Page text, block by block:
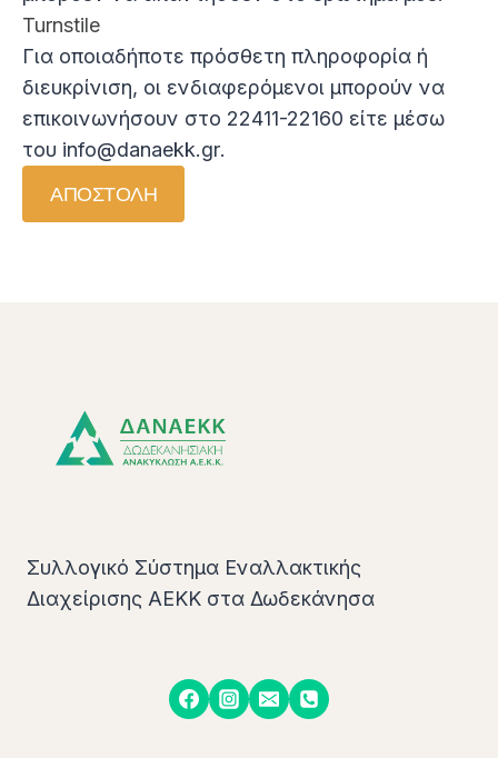
Turnstile
Για οποιαδήποτε πρόσθετη πληροφορία ή
διευκρίνιση, οι ενδιαφερόμενοι μπορούν να
επικοινωνήσουν στο 22411-22160 είτε μέσω
του info@danaekk.gr.
ΑΠΟΣΤΟΛΗ
Συλλογικό Σύστημα Εναλλακτικής
Διαχείρισης ΑΕΚΚ στα Δωδεκάνησα